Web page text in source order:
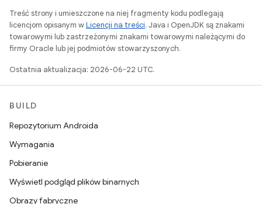
Treść strony i umieszczone na niej fragmenty kodu podlegają
licencjom opisanym wLicencji na treści. Java i OpenJDK są znakami
towarowymi lub zastrzeżonymi znakami towarowymi należącymi do
firmy Oracle lub jej podmiotów stowarzyszonych.
Ostatnia aktualizacja: 2026-06-22 UTC.
BUILD
Repozytorium Androida
Wymagania
Pobieranie
Wyświetl podgląd plików binarnych
Obrazy fabryczne